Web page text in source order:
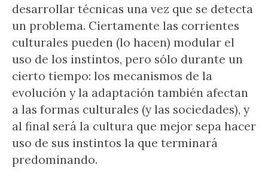
desarrollar técnicas una vez que se detecta
un problema. Ciertamente las corrientes
culturales pueden (lo hacen) modular el
uso de los instintos, pero sólo durante un
cierto tiempo: los mecanismos de la
evolución y la adaptación también afectan
a las formas culturales (y las sociedades), y
al final será la cultura que mejor sepa hacer
uso de sus instintos la que terminará
predominando.